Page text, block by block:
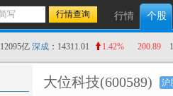
行情 个股
12095亿 深成 ：14311.01 1.42% 200.89
大位科技(600589) 沪